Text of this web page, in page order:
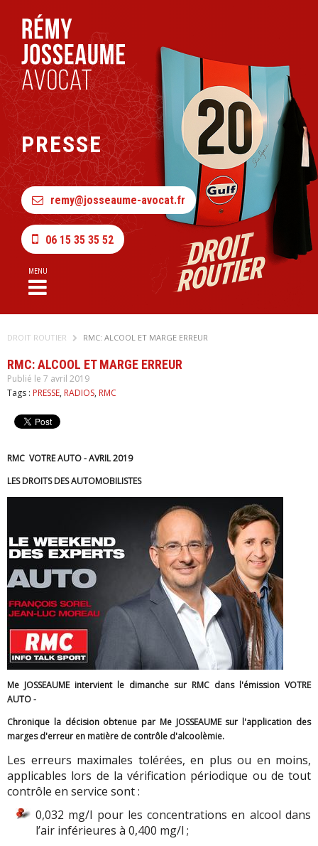
PRESSE
remy@josseaume-avocat.fr
06 15 35 35 52
MENU
DROIT ROUTIER RMC: ALCOOL ET MARGE ERREUR
RMC: ALCOOL ET MARGE ERREUR
Publié le 7 avril 2019
Tags : PRESSE, RADIOS, RMC
RMC VOTRE AUTO - AVRIL 2019
LES DROITS DES AUTOMOBILISTES
Me JOSSEAUME intervient le dimanche sur RMC dans l'émission VOTRE
AUTO -
Chronique la décision obtenue par Me JOSSEAUME sur l'application des
marges d'erreur en matière de contrôle d'alcoolèmie.
Les erreurs maximales tolérées, en plus ou en moins,
applicables lors de la vérification périodique ou de tout
contrôle en service sont :
0,032 mg/l pour les concentrations en alcool dans
l’air inférieures à 0,400 mg/l ;